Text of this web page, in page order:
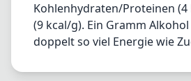
Kohlenhydraten/Proteinen
(9 kcal/g). Ein Gramm
doppelt so viel Energie wie